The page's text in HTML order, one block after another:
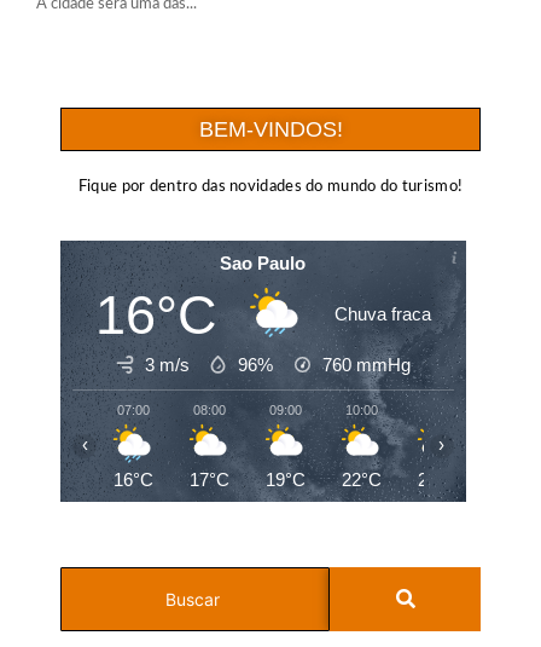
A cidade será uma das...
BEM-VINDOS!
Fique por dentro das novidades do mundo do turismo!
Sao Paulo
16°C Chuva fraca
3 m/s 96% 760mmHg
07:00
16°C
08:00
17°C
09:00
19°C
10:00
22°C
11:00
24°C
‹ ›